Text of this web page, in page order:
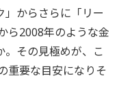
」からさらに「リー
ら2008年のような金
。その見極めが、こ
重要な目安になりそ